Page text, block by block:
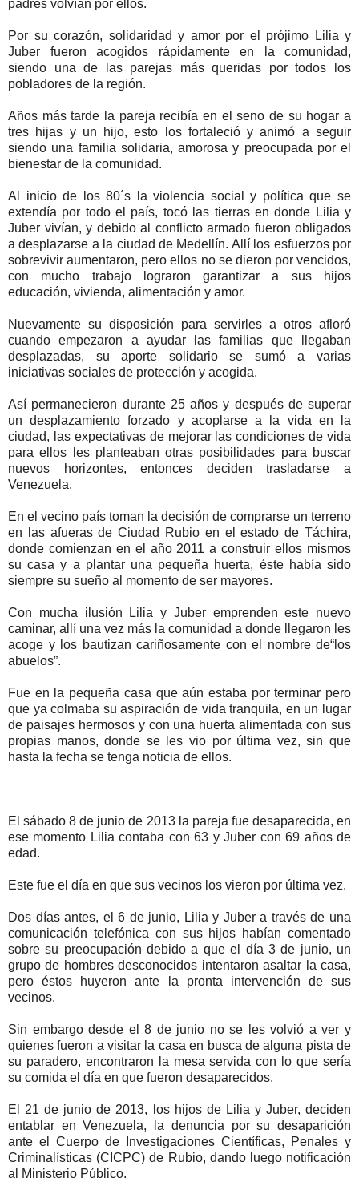
padres volvían por ellos.
Por su corazón, solidaridad y amor por el prójimo Lilia y
Juber fueron acogidos rápidamente en la comunidad,
siendo una de las parejas más queridas por todos los
pobladores de la región.
Años más tarde la pareja recibía en el seno de su hogar a
tres hijas y un hijo, esto los fortaleció y animó a seguir
siendo una familia solidaria, amorosa y preocupada por el
bienestar de la comunidad.
Al inicio de los 80´s la violencia social y política que se
extendía por todo el país, tocó las tierras en donde Lilia y
Juber vivían, y debido al conflicto armado fueron obligados
a desplazarse a la ciudad de Medellín. Allí los esfuerzos por
sobrevivir aumentaron, pero ellos no se dieron por vencidos,
con mucho trabajo lograron garantizar a sus hijos
educación, vivienda, alimentación y amor.
Nuevamente su disposición para servirles a otros afloró
cuando empezaron a ayudar las familias que llegaban
desplazadas, su aporte solidario se sumó a varias
iniciativas sociales de protección y acogida.
Así permanecieron durante 25 años y después de superar
un desplazamiento forzado y acoplarse a la vida en la
ciudad, las expectativas de mejorar las condiciones de vida
para ellos les planteaban otras posibilidades para buscar
nuevos horizontes, entonces deciden trasladarse a
Venezuela.
En el vecino país toman la decisión de comprarse un terreno
en las afueras de Ciudad Rubio en el estado de Táchira,
donde comienzan en el año 2011 a construir ellos mismos
su casa y a plantar una pequeña huerta, éste había sido
siempre su sueño al momento de ser mayores.
Con mucha ilusión Lilia y Juber emprenden este nuevo
caminar, allí una vez más la comunidad a donde llegaron les
acoge y los bautizan cariñosamente con el nombre de“los
abuelos”.
Fue en la pequeña casa que aún estaba por terminar pero
que ya colmaba su aspiración de vida tranquila, en un lugar
de paisajes hermosos y con una huerta alimentada con sus
propias manos, donde se les vio por última vez, sin que
hasta la fecha se tenga noticia de ellos.
El sábado 8 de junio de 2013 la pareja fue desaparecida, en
ese momento Lilia contaba con 63 y Juber con 69 años de
edad.
Este fue el día en que sus vecinos los vieron por última vez.
Dos días antes, el 6 de junio, Lilia y Juber a través de una
comunicación telefónica con sus hijos habían comentado
sobre su preocupación debido a que el día 3 de junio, un
grupo de hombres desconocidos intentaron asaltar la casa,
pero éstos huyeron ante la pronta intervención de sus
vecinos.
Sin embargo desde el 8 de junio no se les volvió a ver y
quienes fueron a visitar la casa en busca de alguna pista de
su paradero, encontraron la mesa servida con lo que sería
su comida el día en que fueron desaparecidos.
El 21 de junio de 2013, los hijos de Lilia y Juber, deciden
entablar en Venezuela, la denuncia por su desaparición
ante el Cuerpo de Investigaciones Científicas, Penales y
Criminalísticas (CICPC) de Rubio, dando luego notificación
al Ministerio Público.